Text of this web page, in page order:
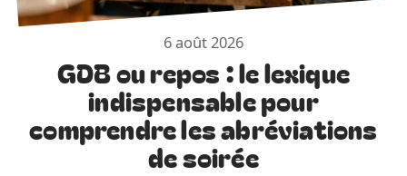
6 août 2026
GDB ou repos : le lexique
indispensable pour
comprendre les abréviations
de soirée